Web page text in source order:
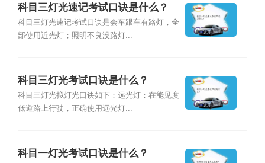
科目三灯光速记考试口诀是什么？
科目三灯光速记考试口诀是会车跟车有路灯，全
部使用近光灯；照明不良没路灯...
科目三灯光考试口诀是什么？
科目三灯光拟灯光口诀如下：远光灯：在能见度
低道路上行驶，正确使用远光灯...
科目一灯光考试口诀是什么？